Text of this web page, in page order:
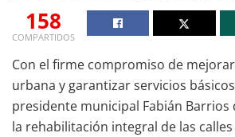
158
COMPARTIDOS
Con el firme compromiso de
urbana y garantizar servicios
presidente municipal Fabián Barrios
la rehabilitación integral de las